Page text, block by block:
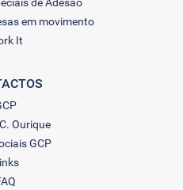
em movimento
It
Ourique
GCP